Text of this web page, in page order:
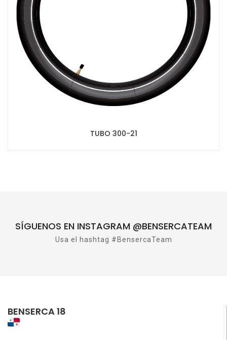
TUBO 300-21
SÍGUENOS EN INSTAGRAM @BENSERCATEAM
Usa el hashtag #BensercaTeam
BENSERCA 18